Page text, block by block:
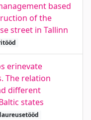
based
of the
street in Tallinn
erinevate
The relation
different
states